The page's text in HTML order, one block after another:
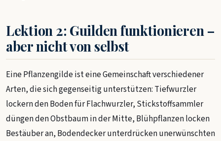
Lektion 2: Guilden funktionieren –
aber nicht von selbst
Eine Pflanzengilde ist eine Gemeinschaft verschiedener
Arten, die sich gegenseitig unterstützen: Tiefwurzler
lockern den Boden für Flachwurzler, Stickstoffsammler
düngen den Obstbaum in der Mitte, Blühpflanzen locken
Bestäuber an, Bodendecker unterdrücken unerwünschten